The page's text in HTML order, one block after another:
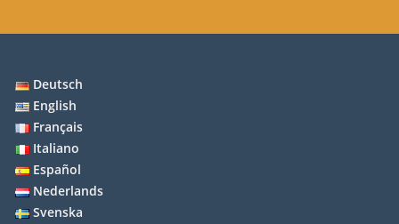
Deutsch
English
Français
Italiano
Español
Nederlands
Svenska